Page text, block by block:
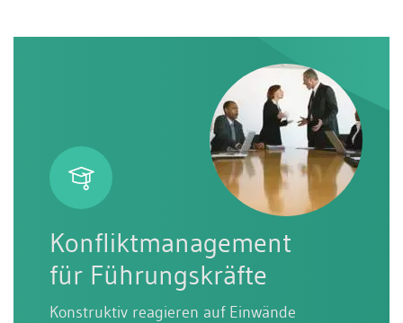
Konfliktmanagement
für Führungskräfte
Konstruktiv reagieren auf Einwände